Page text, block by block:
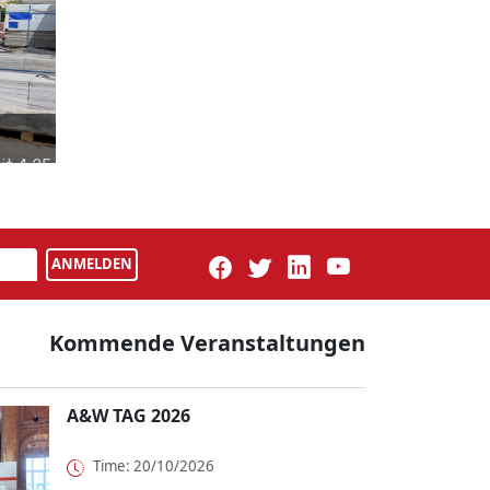
4,25
ANMELDEN
Kommende Veranstaltungen
A&W TAG 2026
Time: 20/10/2026